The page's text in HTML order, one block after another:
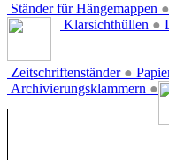
Ständer für Hängemappen ●
Klarsichthüllen ●
Zeitschriftenständer ●
Archivierungsklammern ●